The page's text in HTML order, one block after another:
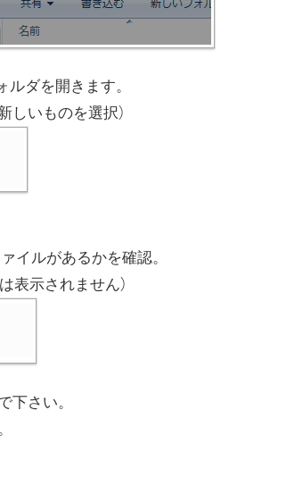
ルダを開きます。
しいものを選択）
イルがあるかを確認。
表示されません）
下さい。